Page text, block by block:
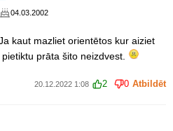
04.03.2002
kaut mazliet orientētos kur aiziet
prāta šito neizdvest.
20.12.2022 1:08 2 0 Atbildēt